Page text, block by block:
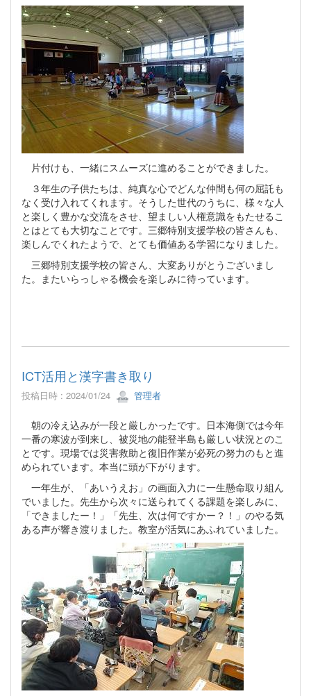
片付けも、一緒にスムーズに進めることができました。
３年生の子供たちは、純真な心でどんな仲間も何の屈託も
なく受け入れてくれます。そうした世代のうちに、様々な人
と楽しく豊かな交流をさせ、望ましい人権意識をもたせるこ
とはとても大切なことです。三郷特別支援学校の皆さんも、
楽しんでくれたようで、とても価値ある学習になりました。
三郷特別支援学校の皆さん、大変ありがとうございまし
た。またいらっしゃる機会を楽しみに待っています。
ICT活用と漢字書き取り
投稿日時 : 2024/01/24 管理者
朝の冷え込みが一段と厳しかったです。日本海側では今年
一番の寒波が到来し、被災地の能登半島も厳しい状況とのこ
とです。現場では災害救助と復旧作業が必死の努力のもと進
められています。本当に頭が下がります。
一年生が、「あいうえお」の画面入力に一生懸命取り組ん
でいました。先生から次々に送られてくる課題を楽しみに、
「できましたー！」「先生、次は何ですかー？！」のやる気
ある声が響き渡りました。教室が活気にあふれていました。